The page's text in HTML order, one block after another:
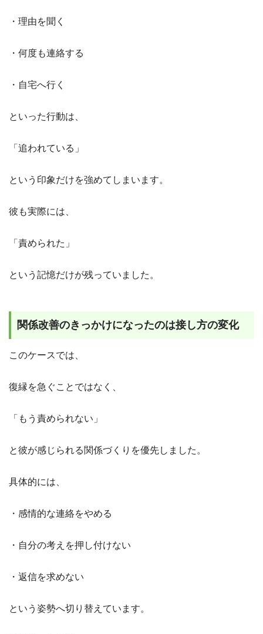
・理由を聞く
・何度も連絡する
・自宅へ行く
といった行動は、
「追われている」
という印象だけを強めてしまいます。
彼も実際には、
「責められた」
という記憶だけが残っていました。
関係改善のきっかけになったのは接し方の変化
このケースでは、
復縁を急ぐことではなく、
「もう責められない」
と彼が感じられる関係づくりを優先しました。
具体的には、
・感情的な連絡をやめる
・自分の考えを押し付けない
・返信を求めない
という姿勢へ切り替えています。